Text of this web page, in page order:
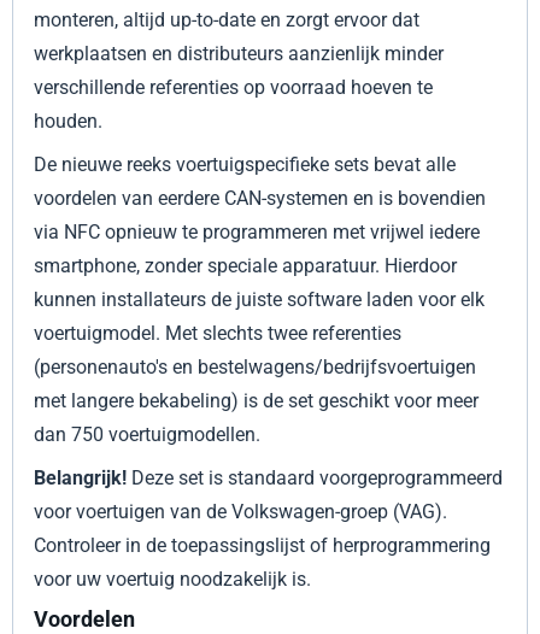
monteren, altijd up-to-date en zorgt ervoor dat
werkplaatsen en distributeurs aanzienlijk minder
verschillende referenties op voorraad hoeven te
houden.
De nieuwe reeks voertuigspecifieke sets bevat alle
voordelen van eerdere CAN-systemen en is bovendien
via NFC opnieuw te programmeren met vrijwel iedere
smartphone, zonder speciale apparatuur. Hierdoor
kunnen installateurs de juiste software laden voor elk
voertuigmodel. Met slechts twee referenties
(personenauto's en bestelwagens/bedrijfsvoertuigen
met langere bekabeling) is de set geschikt voor meer
dan 750 voertuigmodellen.
Belangrijk! Deze set is standaard voorgeprogrammeerd
voor voertuigen van de Volkswagen-groep (VAG).
Controleer in de toepassingslijst of herprogrammering
voor uw voertuig noodzakelijk is.
Voordelen